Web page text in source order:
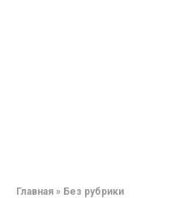
Главная » Без рубрики